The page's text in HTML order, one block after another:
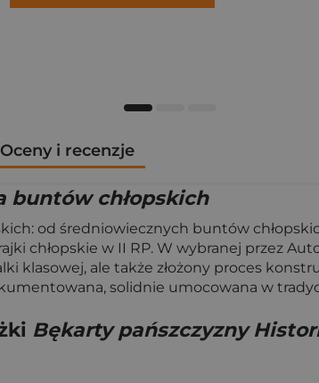
Oceny i recenzje
buntów chłopskich
od średniowiecznych buntów
chłopskie w II RP. W wybranej przez
klasowej, ale także złożony proces
solidnie umocowana w
Bękarty pańszczyzny